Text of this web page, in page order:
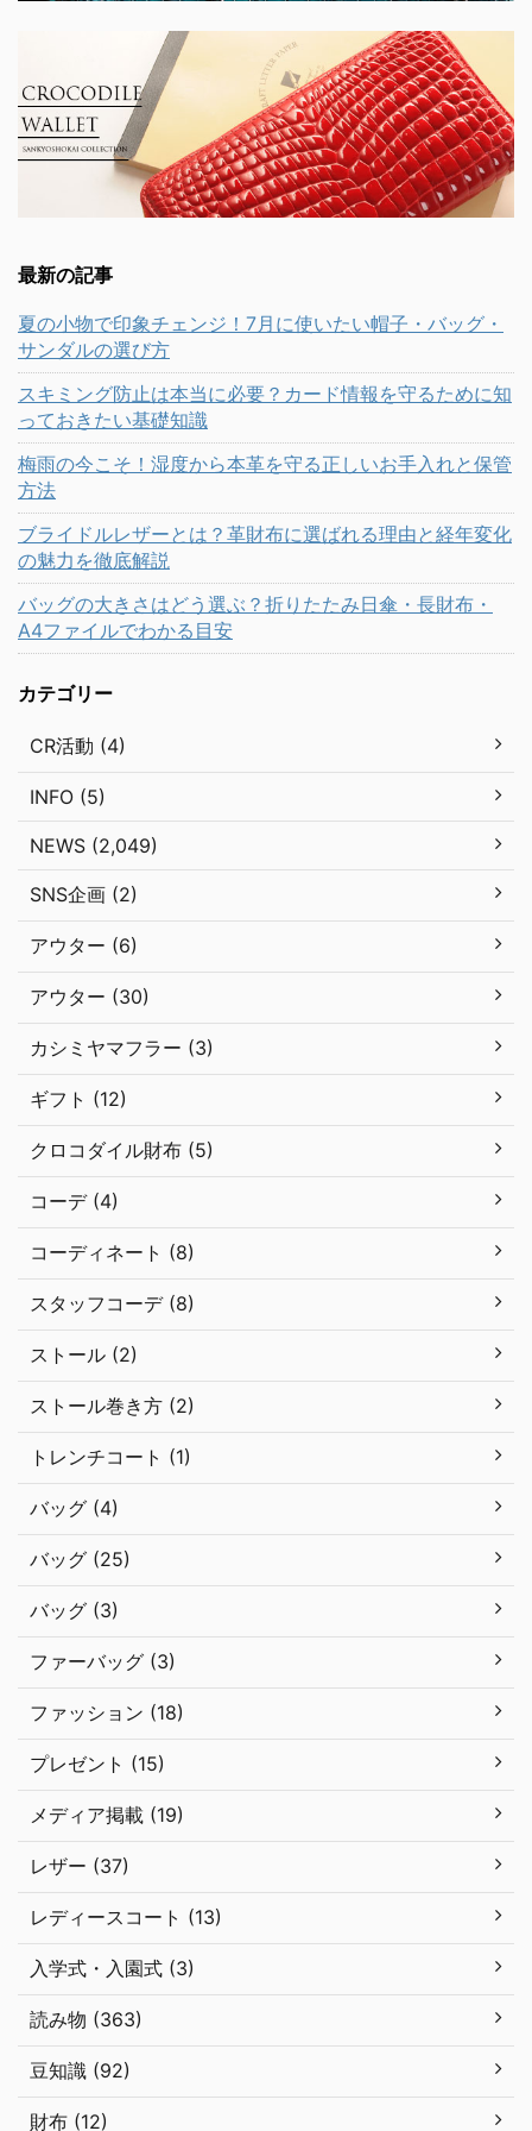
最新の記事
夏の小物で印象チェンジ！7月に使いたい帽子・バッグ・
サンダルの選び方
スキミング防止は本当に必要？カード情報を守るために知
っておきたい基礎知識
梅雨の今こそ！湿度から本革を守る正しいお手入れと保管
方法
ブライドルレザーとは？革財布に選ばれる理由と経年変化
の魅力を徹底解説
バッグの大きさはどう選ぶ？折りたたみ日傘・長財布・
A4ファイルでわかる目安
カテゴリー
CR活動 (4)
INFO (5)
NEWS (2,049)
SNS企画 (2)
アウター (6)
アウター (30)
カシミヤマフラー (3)
ギフト (12)
クロコダイル財布 (5)
コーデ (4)
コーディネート (8)
スタッフコーデ (8)
ストール (2)
ストール巻き方 (2)
トレンチコート (1)
バッグ (4)
バッグ (25)
バッグ (3)
ファーバッグ (3)
ファッション (18)
プレゼント (15)
メディア掲載 (19)
レザー (37)
レディースコート (13)
入学式・入園式 (3)
読み物 (363)
豆知識 (92)
財布 (12)